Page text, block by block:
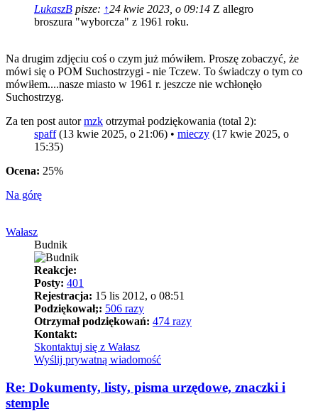
LukaszB pisze: ↑24 kwie 2023, o 09:14 Z allegro
broszura "wyborcza" z 1961 roku.
Na drugim zdjęciu coś o czym już mówiłem. Proszę zobaczyć, że
mówi się o POM Suchostrzygi - nie Tczew. To świadczy o tym co
mówiłem....nasze miasto w 1961 r. jeszcze nie wchłonęło
Suchostrzyg.
Za ten post autormzk otrzymał podziękowania (total 2):
spaff(13 kwie 2025, o 21:06) • mieczy (17 kwie 2025, o
15:35)
Ocena: 25%
Na górę
Wałasz
Budnik
Reakcje:
Posty: 401
Rejestracja: 15 lis 2012, o 08:51
Podziękował;: 506 razy
Otrzymał podziękowań: 474 razy
Kontakt:
Skontaktuj się z Wałasz
Wyślij prywatną wiadomość
Re: Dokumenty, listy, pisma urzędowe, znaczki i
stemple